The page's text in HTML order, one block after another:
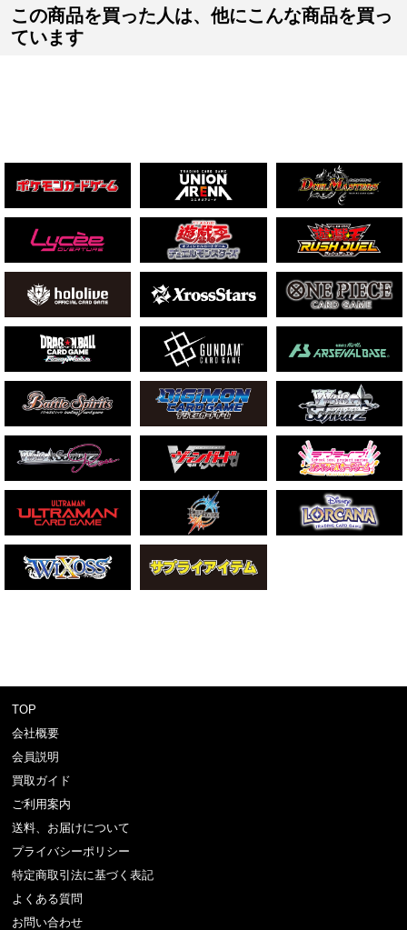
この商品を買った人は、他にこんな商品を買っ
ています
TOP
会社概要
会員説明
買取ガイド
ご利用案内
送料、お届けについて
プライバシーポリシー
特定商取引法に基づく表記
よくある質問
お問い合わせ